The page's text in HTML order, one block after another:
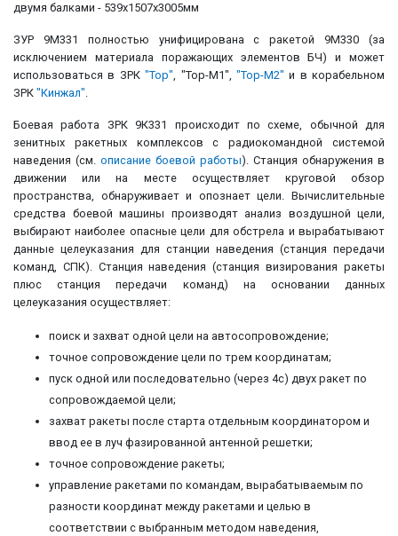
двумя балками - 539x1507x3005мм
ЗУР 9M331 полностью унифицирована с ракетой 9М330 (за
исключением материала поражающих элементов БЧ) и может
использоваться в ЗРК"Тор", "Top-M1", "Тор-М2" и в корабельном
ЗРК "Кинжал".
Боевая работа ЗРК 9К331 происходит по схеме, обычной для
зенитных ракетных комплексов с радиокомандной системой
наведения (см. описание боевой работы). Станция обнаружения в
движении или на месте осуществляет круговой обзор
пространства, обнаруживает и опознает цели. Вычислительные
средства боевой машины производят анализ воздушной цели,
выбирают наиболее опасные цели для обстрела и вырабатывают
данные целеуказания для станции наведения (станция передачи
команд, СПК). Станция наведения (станция визирования ракеты
плюс станция передачи команд) на основании данных
целеуказания осуществляет:
поиск и захват одной цели на автосопровождение;
точное сопровождение цели по трем координатам;
пуск одной или последовательно (через 4с) двух ракет по
сопровождаемой цели;
захват ракеты после старта отдельным координатором и
ввод ее в луч фазированной антенной решетки;
точное сопровождение ракеты;
управление ракетами по командам, вырабатываемым по
разности координат между ракетами и целью в
соответствии с выбранным методом наведения,